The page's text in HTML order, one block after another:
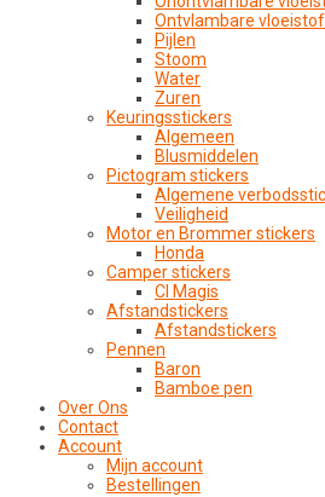
Ontvlambare
Pijlen
Stoom
Water
Zuren
Keuringsstickers
Algemeen
Blusmiddelen
Pictogram stickers
Algemene
Veiligheid
Motor en Brommer stickers
Honda
Camper stickers
CI Magis
Afstandstickers
Afstandstickers
Pennen
Baron
Bamboe pen
Over Ons
Contact
Account
Mijn account
Bestellingen